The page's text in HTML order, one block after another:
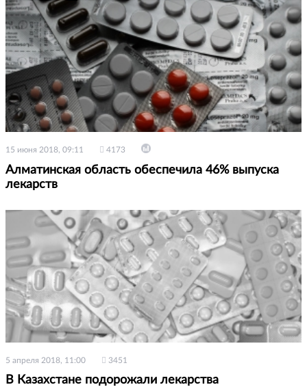
15 июня 2018, 09:11 4173
Алматинская область обеспечила 46% выпуска
лекарств
5 апреля 2018, 11:00 3451
В Казахстане подорожали лекарства